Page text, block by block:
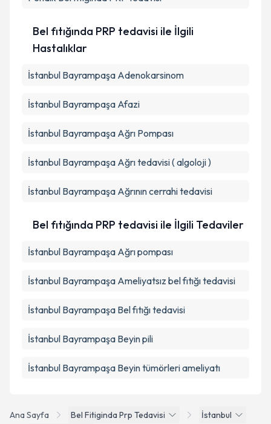
Ana Sayfa Bel Fitiginda Prp Tedavisi
İstanbul
Bel fıtığında PRP tedavisi ile İlgili
Hastalıklar
İstanbul Bayrampaşa Adenokarsinom
İstanbul Bayrampaşa Afazi
İstanbul Bayrampaşa Ağrı Pompası
İstanbul Bayrampaşa Ağrı tedavisi ( algoloji )
İstanbul Bayrampaşa Ağrının cerrahi tedavisi
Bel fıtığında PRP tedavisi ile İlgili Tedaviler
İstanbul Bayrampaşa Ağrı pompası
İstanbul Bayrampaşa Ameliyatsız bel fıtığı tedavisi
İstanbul Bayrampaşa Bel fıtığı tedavisi
İstanbul Bayrampaşa Beyin pili
İstanbul Bayrampaşa Beyin tümörleri ameliyatı